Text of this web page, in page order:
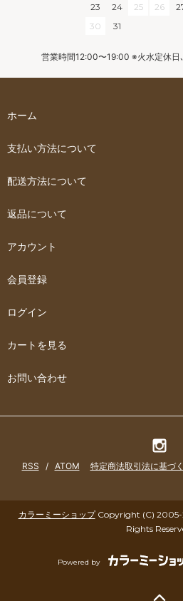
23
24 25 26
30
31
営業時間12:00〜19:00 ※火水定休日
ホーム
支払い方法について
配送方法について
返品について
アカウント
会員登録
ログイン
カートを見る
お問い合わせ
RSS / ATOM 特定商法取引法に基づ
カラーミーショップCopyright (C)
Rights
Powered by